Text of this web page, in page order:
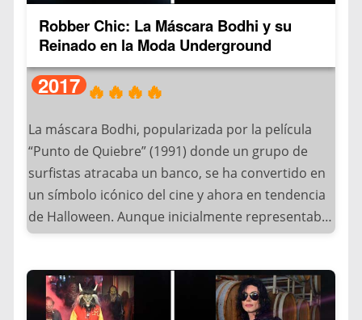
película (2020).
Actualmente, los rediseños de este look
presentan variaciones impresionantes que
mantienen el espíritu burtoniano mientras
añaden: Bordados detallados a mano, Efectos de
“piel transparente”, Flores reales preservadas y
Accesorios vintage auténticos.
Curiosamente, esta tendencia alcanzó su peak
(quien dio voz al personaje) lucieron versiones del
disfraz. Plataformas como TikTok han reportado
Robber Chic: La Máscara Bodhi y su
Reinado en la Moda Underground
2017 🔥🔥🔥🔥
La máscara Bodhi, popularizada por la película
“Punto de Quiebre” (1991) donde un grupo de
surfistas atracaba un banco, se ha convertido en
un símbolo icónico del cine y ahora en tendencia
de Halloween. Aunque inicialmente representaba
a ex-presidentes estadounidenses, su diseño
expresiones culturales.